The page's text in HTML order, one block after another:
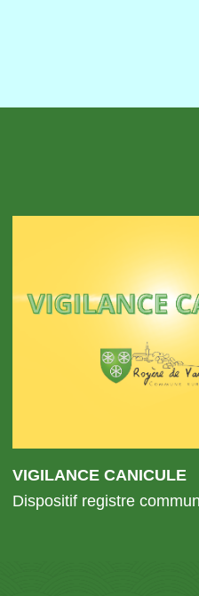
VIGILANCE CANICULE
Dispositif registre